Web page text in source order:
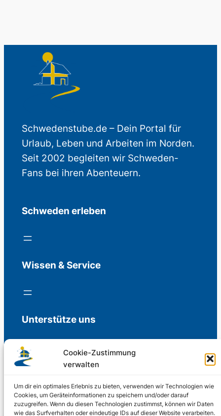
Cookie-Zustimmung
verwalten
Um dir ein optimales Erlebnis zu bieten, verwenden wir Technologien wie
Cookies, um Geräteinformationen zu speichern und/oder darauf
zuzugreifen. Wenn du diesen Technologien zustimmst, können wir Daten
wie das Surfverhalten oder eindeutige IDs auf dieser Website verarbeiten.
Schwedenstube.de – Dein Portal für
Urlaub, Leben und Arbeiten im Norden.
Seit 2002 begleiten wir Schweden-
Fans bei ihren Abenteuern.
Schweden erleben
Wissen & Service
Unterstütze uns
Freiwillige Spenden für die Aufrechterhaltung
Support us